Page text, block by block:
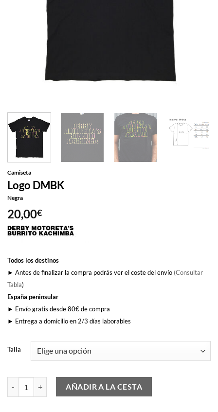
Camiseta
Logo DMBK
Negra
20,00€
Todos los destinos
► Antes de finalizar la compra podrás ver el coste del envío (Consultar
Tabla)
España peninsular
► Envío gratis desde 80€ de compra
► Entrega a domicilio en 2/3 días laborables
Talla
AÑADIR A LA CESTA